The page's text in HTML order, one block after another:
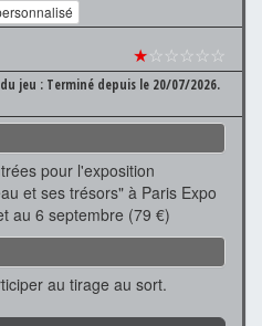
★☆☆☆☆☆
jeu : Terminé depuis le 20/07/2026.
pour l'exposition
et ses trésors" à Paris Expo
au 6 septembre (79 €)
au tirage au sort.